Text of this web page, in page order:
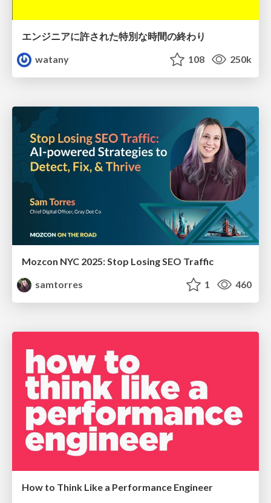
エンジニアに許された特別な時間の終わり
watany
108 250k
Mozcon NYC 2025: Stop Losing SEO Traffic
samtorres
1 460
How to Think Like a Performance Engineer